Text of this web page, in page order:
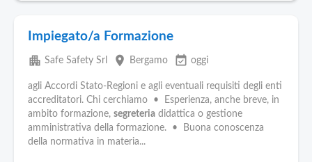
Impiegato/a Formazione
apartment Safe Safety Srl place Bergamo event_available oggi
agli Accordi Stato-Regioni e agli eventuali requisiti degli enti
accreditatori. Chi cerchiamo • Esperienza, anche breve, in
ambito formazione, segreteria didattica o gestione
amministrativa della formazione. • Buona conoscenza
della normativa in materia...